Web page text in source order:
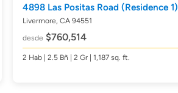
4898 Las Positas Road (Residence 1)
Livermore, CA 94551
desde $760,514
2 Hab| 2.5 Bñ | 2 Gr | 1,187 sq. ft.